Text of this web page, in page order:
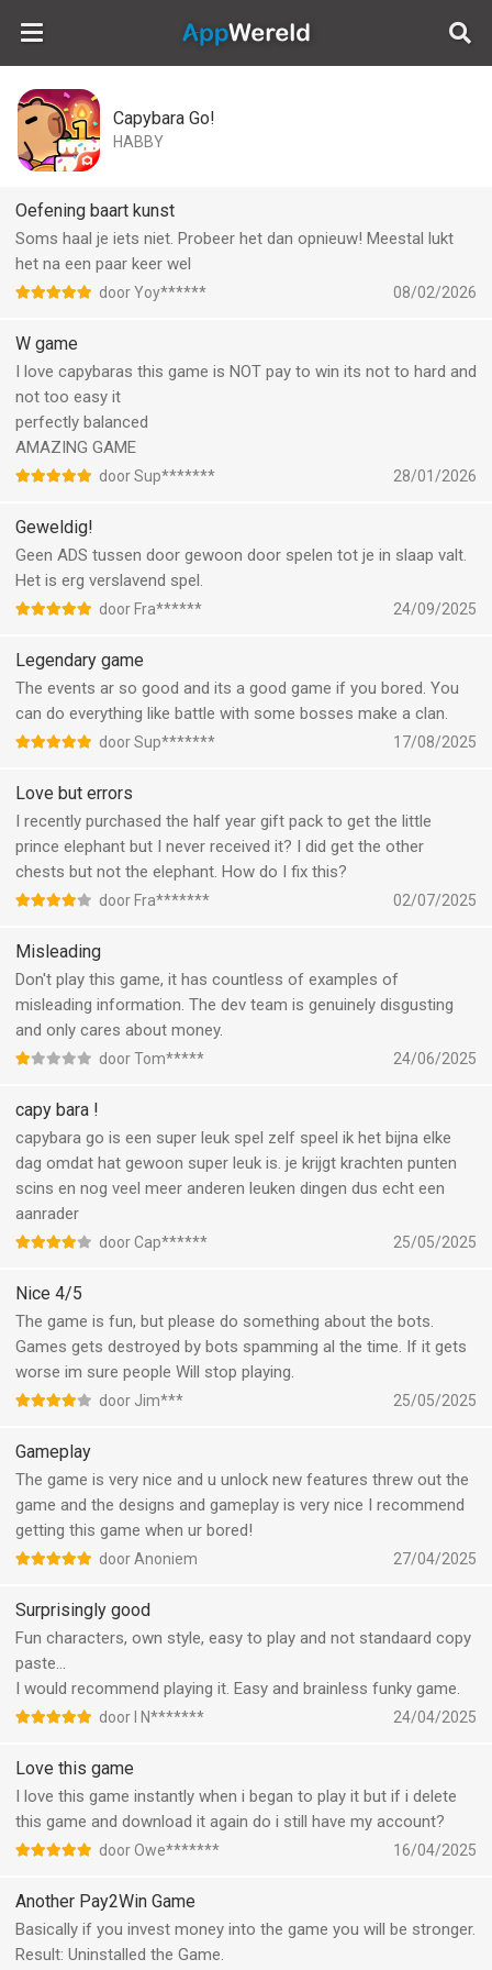
AppWereld
Capybara Go!
HABBY
Oefening baart kunst
Soms haal je iets niet. Probeer het dan opnieuw! Meestal lukt
het na een paar keer wel
door Yoy****** 08/02/2026
W game
I love capybaras this game is NOT pay to win its not to hard and
not too easy it
perfectly balanced
AMAZING GAME
door Sup******* 28/01/2026
Geweldig!
Geen ADS tussen door gewoon door spelen tot je in slaap valt.
Het is erg verslavend spel.
door Fra****** 24/09/2025
Legendary game
The events ar so good and its a good game if you bored. You
can do everything like battle with some bosses make a clan.
door Sup******* 17/08/2025
Love but errors
I recently purchased the half year gift pack to get the little
prince elephant but I never received it? I did get the other
chests but not the elephant. How do I fix this?
door Fra******* 02/07/2025
Misleading
Don't play this game, it has countless of examples of
misleading information. The dev team is genuinely disgusting
and only cares about money.
door Tom***** 24/06/2025
capy bara !
capybara go is een super leuk spel zelf speel ik het bijna elke
dag omdat hat gewoon super leuk is. je krijgt krachten punten
scins en nog veel meer anderen leuken dingen dus echt een
aanrader
door Cap****** 25/05/2025
Nice 4/5
The game is fun, but please do something about the bots.
Games gets destroyed by bots spamming al the time. If it gets
worse im sure people Will stop playing.
door Jim*** 25/05/2025
Gameplay
The game is very nice and u unlock new features threw out the
game and the designs and gameplay is very nice I recommend
getting this game when ur bored!
door Anoniem 27/04/2025
Surprisingly good
Fun characters, own style, easy to play and not standaard copy
paste…
I would recommend playing it. Easy and brainless funky game.
door I N******* 24/04/2025
Love this game
I love this game instantly when i began to play it but if i delete
this game and download it again do i still have my account?
door Owe******* 16/04/2025
Another Pay2Win Game
Basically if you invest money into the game you will be stronger.
Result: Uninstalled the Game.